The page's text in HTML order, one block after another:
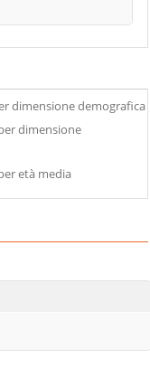
dimensione demografica
dimensione
età media